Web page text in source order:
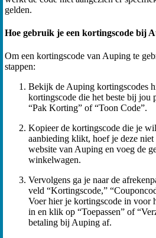
gelden.
Hoe gebruik je een kortingscode bij
Om een kortingscode van Auping te
stappen:
Bekijk de Auping kortingscodes
kortingscode die het beste bij jou
“Pak Korting” of “Toon Code”.
Kopieer de kortingscode die je
aanbieding klikt, hoef je deze
website van Auping en voeg de
winkelwagen.
Vervolgens ga je naar de
veld “Kortingscode,”
Voer hier je kortingscode in voor
in en klik op “Toepassen” of
betaling bij Auping af.